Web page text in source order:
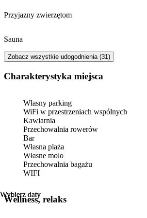
Wybierz daty
Wybierz daty
Przyjazny zwierzętom
Sauna
Zobacz wszystkie udogodnienia (31)
Charakterystyka miejsca
Własny parking
WiFi w przestrzeniach wspólnych
Kawiarnia
Przechowalnia rowerów
Bar
Własna plaża
Własne molo
Przechowalnia bagażu
WIFI
Wellness, relaks